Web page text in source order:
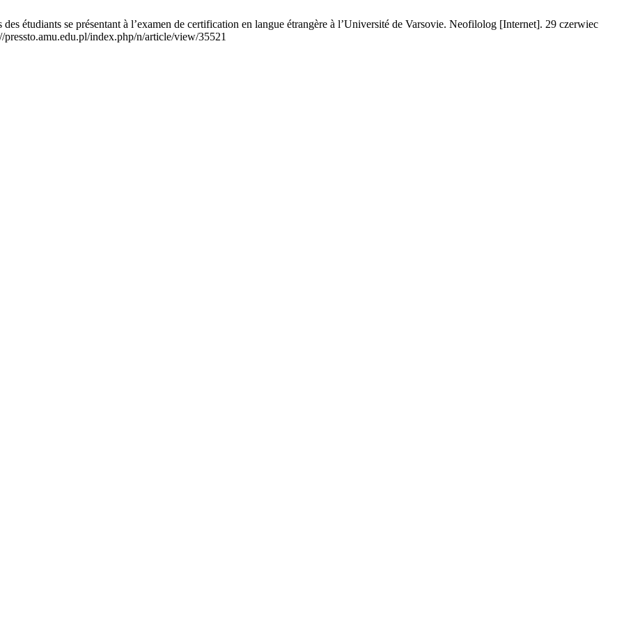
étudiants se présentant à l’examen de certification en langue étrangère à l’Université de Varsovie. Neofilolog [Internet]. 29 czerwiec
index.php/n/article/view/35521